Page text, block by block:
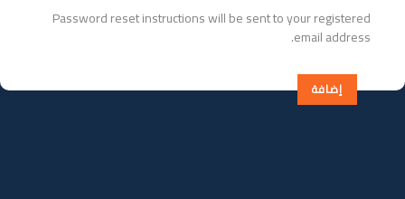
Password reset instructions will be sent to your registered
email address.